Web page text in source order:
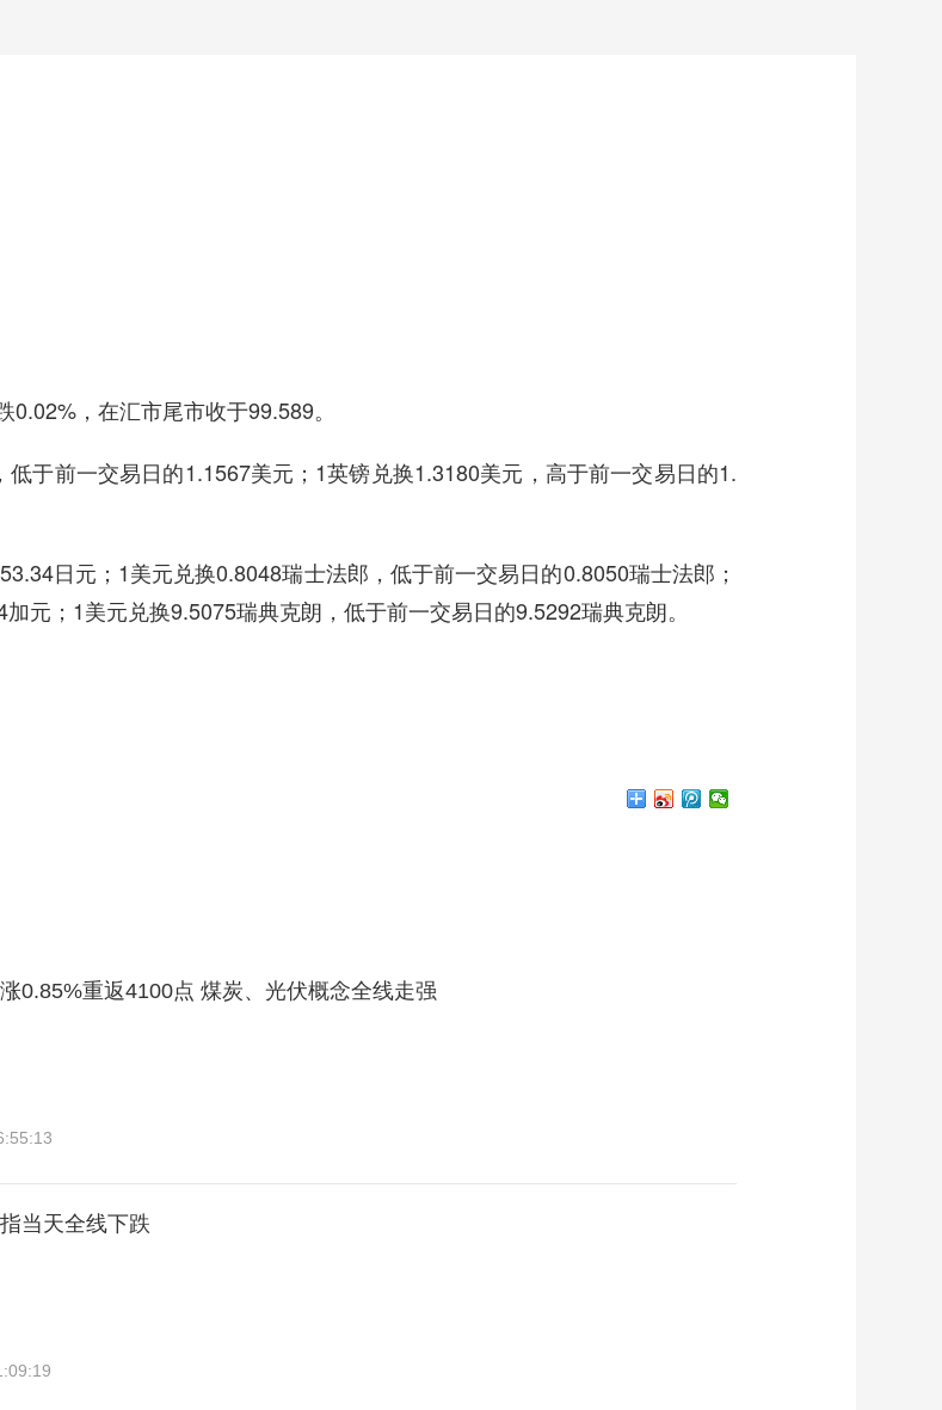
，在汇市尾市收于99.589。
前一交易日的1.1567美元；1英镑兑换1.3180美元，高于前一交易日的1.
日元；1美元兑换0.8048瑞士法郎，低于前一交易日的0.8050瑞士法郎；
元；1美元兑换9.5075瑞典克朗，低于前一交易日的9.5292瑞典克朗。
0.85%重返4100点 煤炭、光伏概念全线走强
当天全线下跌